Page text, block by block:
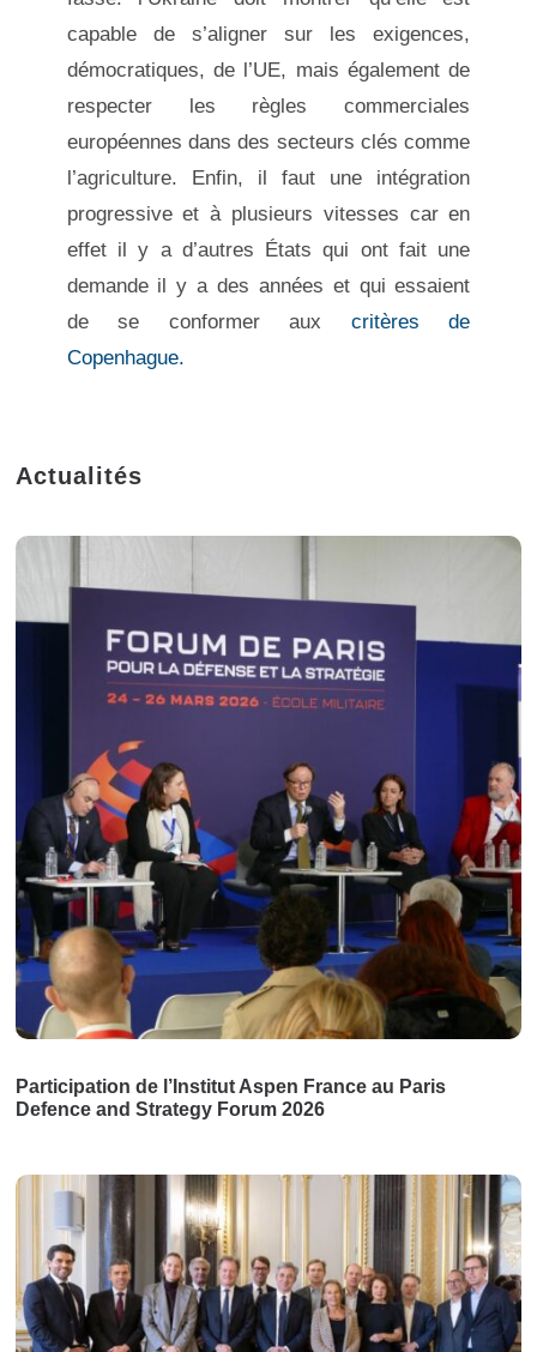
capable de s’aligner sur les exigences,
démocratiques, de l’UE, mais également de
respecter les règles commerciales
européennes dans des secteurs clés comme
l’agriculture. Enfin, il faut une intégration
progressive et à plusieurs vitesses car en
effet il y a d’autres États qui ont fait une
demande il y a des années et qui essaient
de se conformer aux critères de
Copenhague.
Actualités
Participation de l’Institut Aspen France au Paris
Defence and Strategy Forum 2026